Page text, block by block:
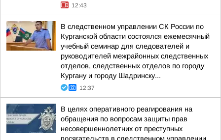
12:43
В следственном управлении СК России по
Курганской области состоялся ежемесячный
учебный семинар для следователей и
руководителей межрайонных следственных
отделов, следственных отделов по городу
Кургану и городу Шадринску...
12:37
В целях оперативного реагирования на
обращения по вопросам защиты прав
несовершеннолетних от преступных